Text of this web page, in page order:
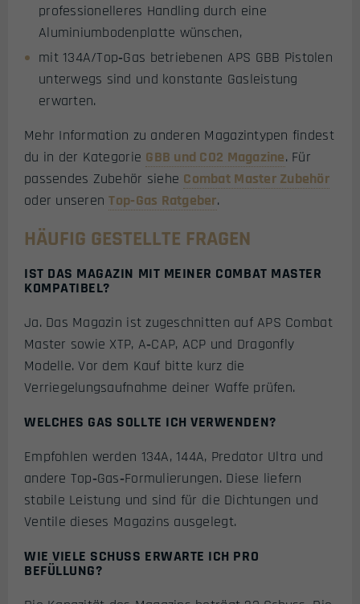
professionelleres Handling durch eine
Aluminiumbodenplatte wünschen,
mit 134A/Top‑Gas betriebenen APS GBB Pistolen
unterwegs sind und konstante Gasleistung
erwarten.
Mehr Information zu anderen Magazintypen findest
du in der Kategorie GBB und CO2 Magazine. Für
passendes Zubehör siehe Combat Master Zubehör
oder unserenTop‑Gas Ratgeber.
HÄUFIG GESTELLTE FRAGEN
IST DAS MAGAZIN MIT MEINER COMBAT MASTER
KOMPATIBEL?
Ja. Das Magazin ist zugeschnitten auf APS Combat
Master sowie XTP, A‑CAP, ACP und Dragonfly
Modelle. Vor dem Kauf bitte kurz die
Verriegelungsaufnahme deiner Waffe prüfen.
WELCHES GAS SOLLTE ICH VERWENDEN?
Empfohlen werden 134A, 144A, Predator Ultra und
andere Top‑Gas‑Formulierungen. Diese liefern
stabile Leistung und sind für die Dichtungen und
Ventile dieses Magazins ausgelegt.
WIE VIELE SCHUSS ERWARTE ICH PRO
BEFÜLLUNG?